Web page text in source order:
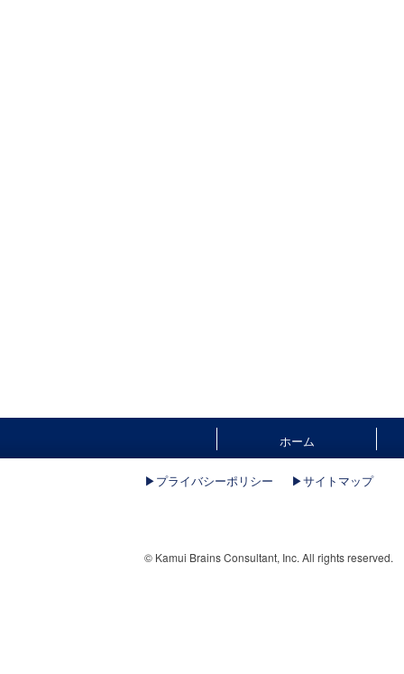
ホーム
▶︎プライバシーポリシー ▶︎サイトマップ
© Kamui Brains Consultant, Inc. All rights reserved.